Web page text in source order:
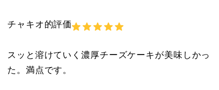
チャキオ的評価
スッと溶けていく濃厚チーズケーキが美味しかっ
た。満点です。